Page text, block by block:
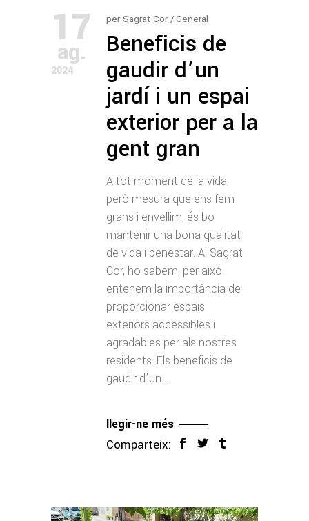
17
ag.
2024
perSagrat Cor General
Beneficis de
gaudir d’un
jardí i un espai
exterior per a la
gent gran
A tot moment de la vida,
però mesura que ens fem
grans i envellim, és bo
mantenir una bona qualitat
de vida i benestar. Al Sagrat
Cor, ho sabem, per això
entenem la importància de
proporcionar espais
exteriors accessibles i
agradables per als nostres
residents. Els beneficis de
gaudir d’un
llegir-ne més
Comparteix: